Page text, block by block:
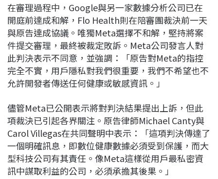
在審理過程中，Google與另一家數據分析公司已在
開庭前達成和解，Flo Health則在陪審團裁決前一天
與原告達成協議。唯獨Meta選擇不和解，堅持將案
件提交審理，最終被裁定敗訴。Meta公司發言人對
此判決表示不同意，並強調：「原告對Meta的指控
完全不實，用戶隱私對我們很重要，我們不希望也不
允許開發者傳送任何健康或敏感資訊。」
儘管Meta已公開表示將對判決結果提出上訴，但此
項裁決已引起各界關注。原告律師Michael Canty與
Carol Villegas在共同聲明中表示：「這項判決傳達了
一個明確訊息，即數位健康數據必須受到保護，而大
型科技公司有其責任。像Meta這樣從用戶最私密資
訊中謀取利益的公司，必須承擔其後果。」